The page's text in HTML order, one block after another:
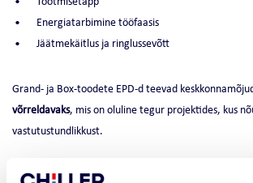
Energiatarbimine tööfaasis
Jäätmekäitlus ja ringlussevõtt
Grand- ja Box-toodete EPD-d teevad
võrreldavaks, mis on oluline tegur projektides, kus
vastutustundlikkust.